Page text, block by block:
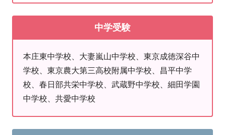
高校、本庄第一高校、本庄東高校、S高校
中学受験
本庄東中学校、大妻嵐山中学校、東京成徳深谷中
学校、東京農大第三高校附属中学校、昌平中学
校、春日部共栄中学校、武蔵野中学校、細田学園
中学校、共愛中学校